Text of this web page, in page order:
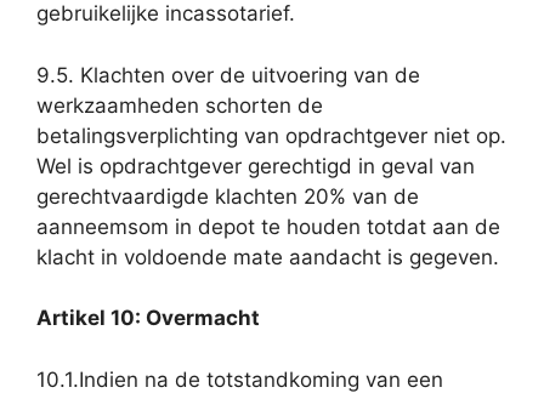
gebruikelijke incassotarief.
9.5. Klachten over de uitvoering van de
werkzaamheden schorten de
betalingsverplichting van opdrachtgever niet op.
Wel is opdrachtgever gerechtigd in geval van
gerechtvaardigde klachten 20% van de
aanneemsom in depot te houden totdat aan de
klacht in voldoende mate aandacht is gegeven.
Artikel 10: Overmacht
10.1.Indien na de totstandkoming van een